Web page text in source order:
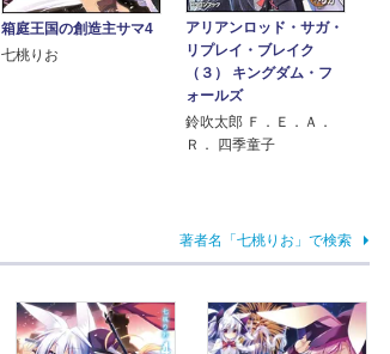
箱庭王国の創造主サマ4
七桃りお
アリアンロッド・サガ・
リプレイ・ブレイク
（３） キングダム・フ
ォールズ
鈴吹太郎 Ｆ．Ｅ．Ａ．
Ｒ． 四季童子
著者名「七桃りお」で検索